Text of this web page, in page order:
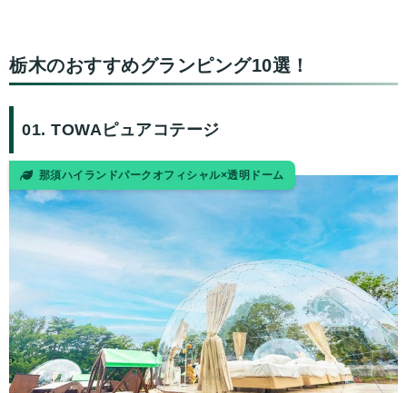
栃木のおすすめグランピング10選！
01. TOWAピュアコテージ
那須ハイランドパークオフィシャル×透明ドーム